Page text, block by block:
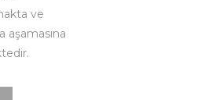
ve
aşamasına